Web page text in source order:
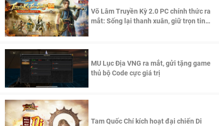
Võ Lâm Truyền Kỳ 2.0 PC chính thức ra
mắt: Sống lại thanh xuân, giữ trọn tinh
MU Lục Địa VNG ra mắt, gửi tặng game
thủ bộ Code cực giá trị
Tam Quốc Chí kích hoạt đại chiến Di